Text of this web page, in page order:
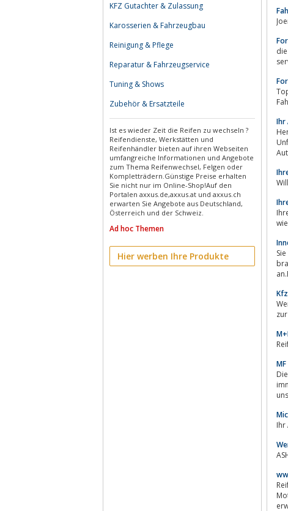
KFZ Gutachter & Zulassung
Karosserien & Fahrzeugbau
Reinigung & Pflege
Reparatur & Fahrzeugservice
Tuning & Shows
Zubehör & Ersatzteile
Ist es wieder Zeit die Reifen zu wechseln ?
Reifendienste, Werkstätten und
Reifenhändler bieten auf ihren Webseiten
umfangreiche Informationen und Angebote
zum Thema Reifenwechsel, Felgen oder
Kompletträdern.Günstige Preise erhalten
Sie nicht nur im Online-Shop!Auf den
Portalen axxus.de,axxus.at und axxus.ch
erwarten Sie Angebote aus Deutschland,
Österreich und der Schweiz.
Ad hoc Themen
Hier werben Ihre Produkte
Top-
Ihr
Ihre
Wenn Sie
Ihr